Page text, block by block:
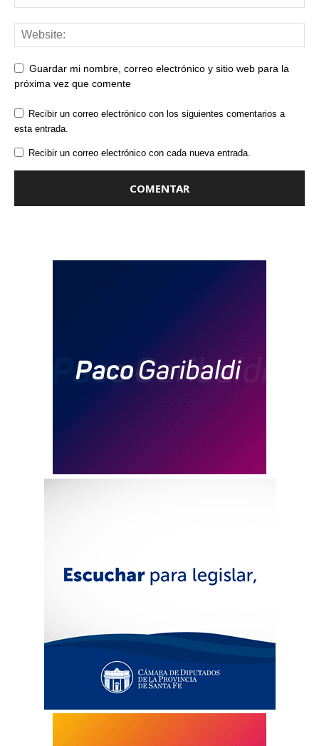
Guardar mi nombre, correo electrónico y sitio web para la
próxima vez que comente
Recibir un correo electrónico con los siguientes comentarios a
esta entrada.
Recibir un correo electrónico con cada nueva entrada.